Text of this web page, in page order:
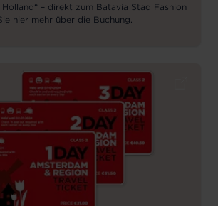
Holland“ – direkt zum Batavia Stad Fashion
hier mehr über die Buchung.